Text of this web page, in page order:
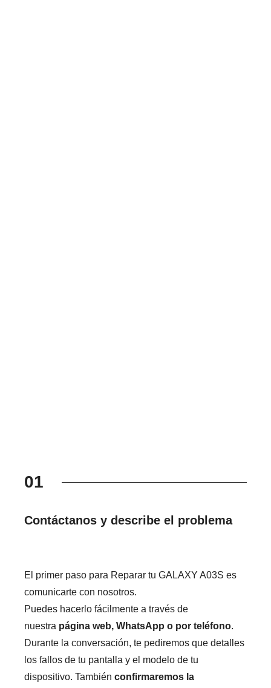
01
Contáctanos y describe el problema
El primer paso para Reparar tu GALAXY A03S es
comunicarte con nosotros.
Puedes hacerlo fácilmente a través de
nuestra página web, WhatsApp o por teléfono.
Durante la conversación, te pediremos que detalles
los fallos de tu pantalla y el modelo de tu
dispositivo. Tambiénconfirmaremos la